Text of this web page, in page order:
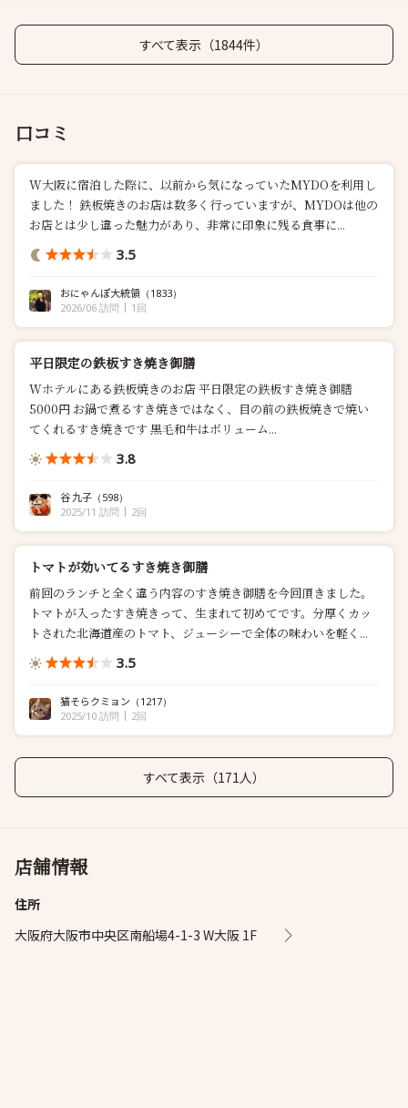
すべて表示（1844件）
口コミ
W大阪に宿泊した際に、以前から気になっていたMYDOを利用し
ました！ 鉄板焼きのお店は数多く行っていますが、MYDOは他の
お店とは少し違った魅力があり、非常に印象に残る食事に...
3.5
おにゃんぽ大統領 （1833）
2026/06 訪問
1回
平日限定の鉄板すき焼き御膳
Wホテルにある鉄板焼きのお店 平日限定の鉄板すき焼き御膳
5000円 お鍋で煮るすき焼きではなく、目の前の鉄板焼きで焼い
てくれるすき焼きです 黒毛和牛はボリューム...
3.8
谷 九子 （598）
2025/11 訪問
2回
トマトが効いてるすき焼き御膳
前回のランチと全く違う内容のすき焼き御膳を今回頂きました。
トマトが入ったすき焼きって、生まれて初めてです。分厚くカッ
トされた北海道産のトマト、ジューシーで全体の味わいを軽く...
3.5
猫そらクミョン （1217）
2025/10 訪問
2回
すべて表示（171人）
店舗情報
住所
大阪府大阪市中央区南船場4-1-3 W大阪 1F